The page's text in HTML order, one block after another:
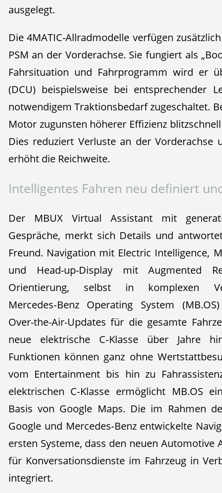
ausgelegt.
Die 4MATIC-Allradmodelle verfügen
PSM an der Vorderachse. Sie fungiert als
Fahrsituation und Fahrprogramm wird er
(DCU) beispielsweise bei entsprechender
notwendigem Traktionsbedarf zugeschaltet.
Motor zugunsten höherer Effizienz
Dies reduziert Verluste an der Vorderachse
erhöht die Reichweite.
Intelligentes Fahren neu definiert
Der MBUX Virtual Assistant mit
Gespräche, merkt sich Details und
Freund. Navigation mit Electric Intelligence,
und Head-up-Display mit Augmented
Orientierung, selbst in komplexen
Mercedes‑Benz Operating System
Over-the-Air-Updates für die gesamte
neue elektrische C‑Klasse über Jahre
Funktionen können ganz ohne
vom Entertainment bis hin zu
elektrischen C‑Klasse ermöglicht MB.OS
Basis von Google Maps. Die im Rahmen
Google und Mercedes‑Benz entwickelte
ersten Systeme, dass den neuen Automotive
für Konversationsdienste im Fahrzeug in
integriert.